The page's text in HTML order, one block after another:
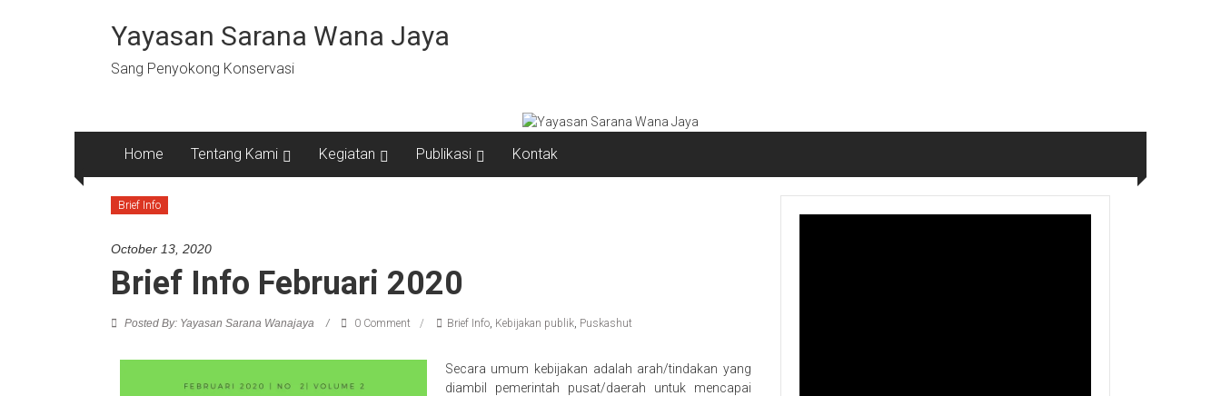
Yayasan Sarana Wana Jaya
Sang Penyokong Konservasi
Home Tentang Kami Kegiatan Publikasi Kontak
Brief Info
October 13, 2020
Brief Info Februari 2020
Posted By: Yayasan Sarana Wanajaya 0 Comment Brief Info Kebijakan publik Puskashut
Secara umum kebijakan adalah arah/tindakan yang
diambil pemerintah pusat/daerah untuk mencapai